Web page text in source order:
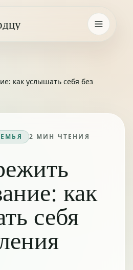
как услышать себя без
2 МИН ЧТЕНИЯ
как
себя